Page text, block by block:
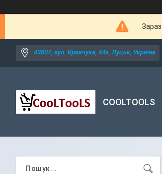
43007, вул. Кравчука, 44а, Луцьк, Україна
COOLTOOLS